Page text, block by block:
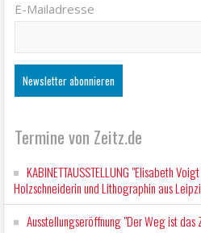
E-Mailadresse
Termine von Zeitz.de
KABINETTAUSSTELLUNG "Elisabeth
Holzschneiderin und Lithographin aus
Ausstellungseröffnung "Der Weg ist das